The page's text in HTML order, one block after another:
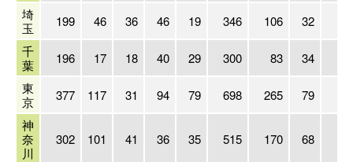
埼
玉
199 46 36 46 19 346 106 32
千
葉
196 17 18 40 29 300 83 34
東
京
377 117 31 94 79 698 265 79
神
奈
川
302 101 41 36 35 515 170 68